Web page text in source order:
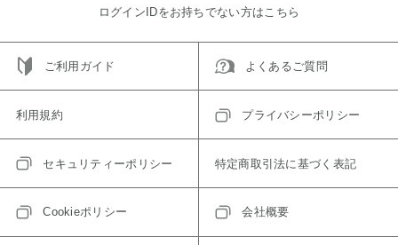
ログインIDをお持ちでない方はこちら
ご利用ガイド よくあるご質問
利用規約 プライバシーポリシー
セキュリティーポリシー 特定商取引法に基づく表記
Cookieポリシー 会社概要